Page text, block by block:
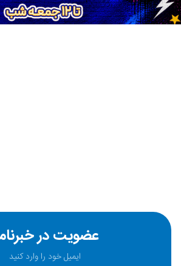
عضویت در